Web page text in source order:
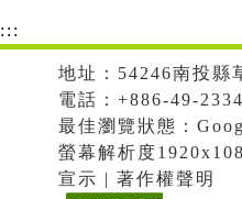
:::
地址：54246南投縣
電話：+886-49-
最佳瀏覽狀態：
螢幕解析度
宣示 | 著作權聲明